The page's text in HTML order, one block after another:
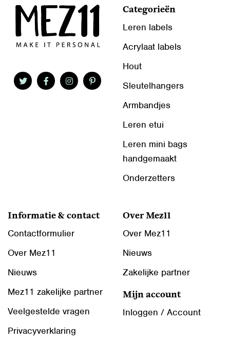
Categorieën
Leren labels
Acrylaat labels
Hout
Sleutelhangers
Armbandjes
Leren etui
Leren mini bags
handgemaakt
Onderzetters
Informatie & contact
Contactformulier
Over Mez11
Nieuws
Mez11 zakelijke partner
Veelgestelde vragen
Privacyverklaring
Over Mez11
Over Mez11
Nieuws
Zakelijke partner
Mijn account
Inloggen / Account